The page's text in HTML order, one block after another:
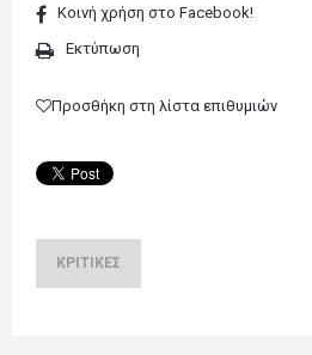
Κοινή χρήση στο Facebook!
Εκτύπωση
Προσθήκη στη λίστα επιθυμιών
ΚΡΙΤΙΚΈΣ